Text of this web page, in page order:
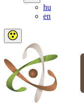
hu
en